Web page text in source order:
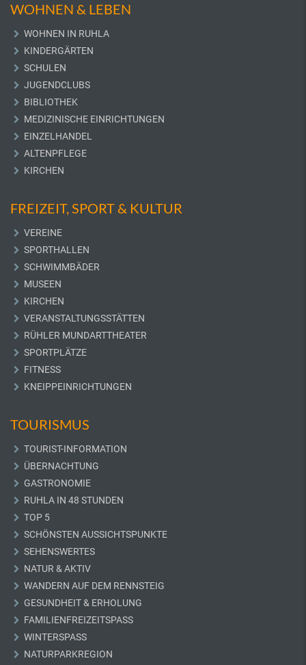
WOHNEN & LEBEN
WOHNEN IN RUHLA
KINDERGÄRTEN
SCHULEN
JUGENDCLUBS
BIBLIOTHEK
MEDIZINISCHE EINRICHTUNGEN
EINZELHANDEL
ALTENPFLEGE
KIRCHEN
FREIZEIT, SPORT & KULTUR
VEREINE
SPORTHALLEN
SCHWIMMBÄDER
MUSEEN
KIRCHEN
VERANSTALTUNGSSTÄTTEN
RÜHLER MUNDARTTHEATER
SPORTPLÄTZE
FITNESS
KNEIPPEINRICHTUNGEN
TOURISMUS
TOURIST-INFORMATION
ÜBERNACHTUNG
GASTRONOMIE
RUHLA IN 48 STUNDEN
TOP 5
SCHÖNSTEN AUSSICHTSPUNKTE
SEHENSWERTES
NATUR & AKTIV
WANDERN AUF DEM RENNSTEIG
GESUNDHEIT & ERHOLUNG
FAMILIENFREIZEITSPASS
WINTERSPASS
NATURPARKREGION